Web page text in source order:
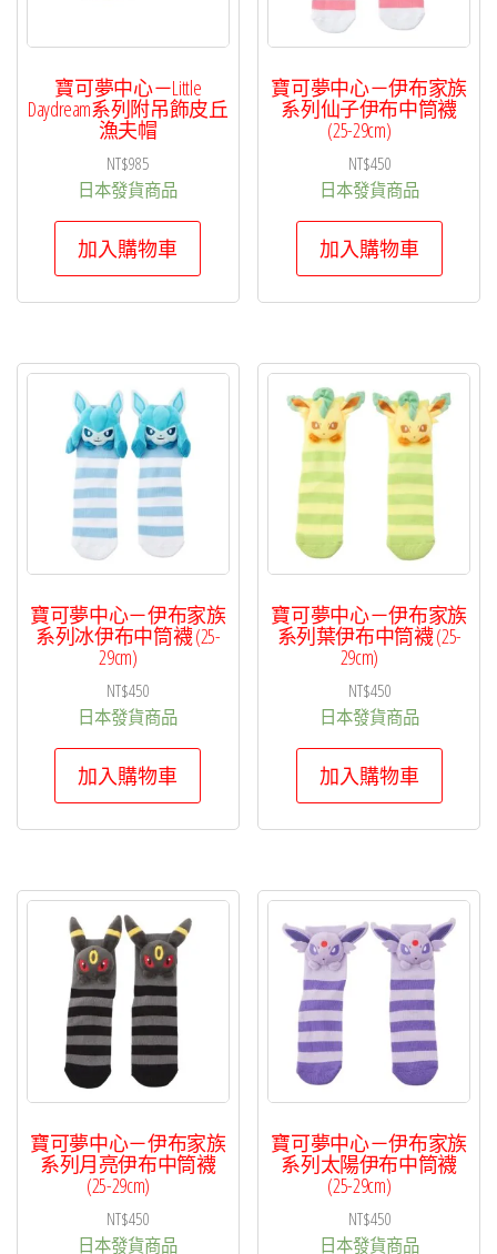
寶可夢中心－Little
Daydream系列附吊飾皮丘
漁夫帽
NT$985
日本發貨商品
加入購物車
寶可夢中心－伊布家族
系列仙子伊布中筒襪
(25-29cm)
NT$450
日本發貨商品
加入購物車
寶可夢中心－伊布家族
系列冰伊布中筒襪 (25-
29cm)
NT$450
日本發貨商品
加入購物車
寶可夢中心－伊布家族
系列葉伊布中筒襪 (25-
29cm)
NT$450
日本發貨商品
加入購物車
寶可夢中心－伊布家族
系列月亮伊布中筒襪
(25-29cm)
NT$450
日本發貨商品
寶可夢中心－伊布家族
系列太陽伊布中筒襪
(25-29cm)
NT$450
日本發貨商品